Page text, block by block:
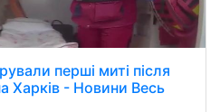
перші миті після
Харків - Новини Весь